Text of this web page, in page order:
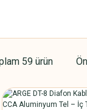
59 ürün